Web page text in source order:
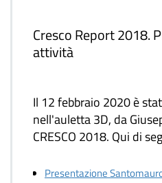
Cresco Report 2018.
attività
Il 12 febbraio 2020 è
nell'auletta 3D, da
CRESCO 2018. Qui di
Presentazione